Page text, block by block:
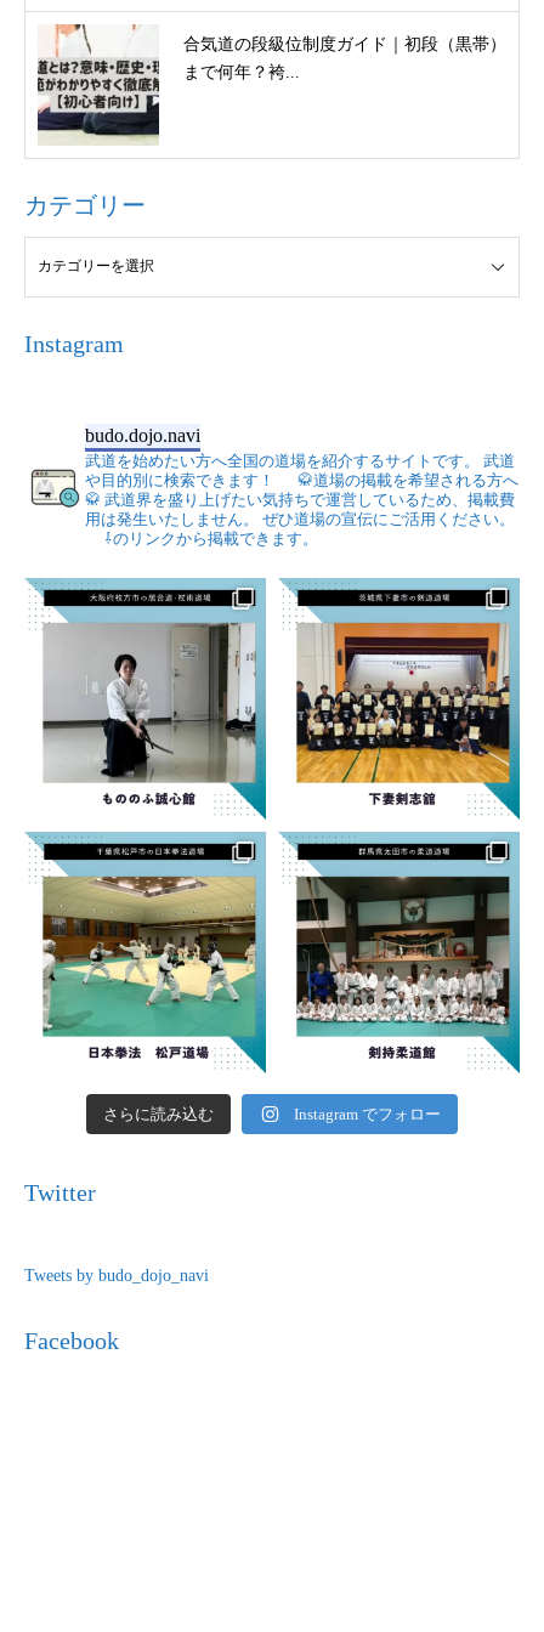
合気道の段級位制度ガイド｜初段（黒帯）
まで何年？袴...
カテゴリー
Instagram
budo.dojo.navi
武道を始めたい方へ全国の道場を紹介するサイトです。
武道
や目的別に検索できます！
🥋道場の掲載を希望される方へ
🥋 武道界を盛り上げたい気持ちで運営しているため、掲載費
用は発生いたしません。
ぜひ道場の宣伝にご活用ください。
⇩のリンクから掲載できます。
さらに読み込む Instagram でフォロー
Twitter
Tweets by budo_dojo_navi
Facebook